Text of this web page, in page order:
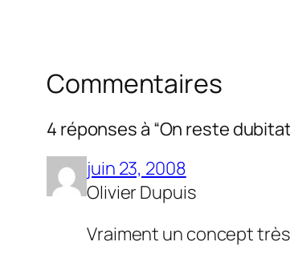
Commentaires
4 réponses à “On reste
juin 23, 2008
Olivier Dupuis
Vraiment un concept